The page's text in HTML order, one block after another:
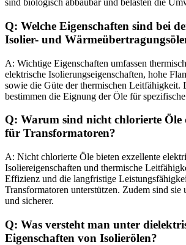
sind biologisch abbaubar und belasten die
Q: Welche Eigenschaften sind bei
Isolier- und
A: Wichtige Eigenschaften umfassen
elektrische Isolierungseigenschaften, hohe
sowie die Güte der thermischen Leitfähigkeit.
bestimmen die Eignung der Öle für
Q: Warum sind nicht chlorierte Öle
für Transformatoren?
A: Nicht chlorierte Öle bieten exzellente
Isoliereigenschaften und thermische
Effizienz und die langfristige
Transformatoren unterstützen. Zudem sind
und sicherer.
Q: Was versteht man unter
Eigenschaften von Isolierölen?